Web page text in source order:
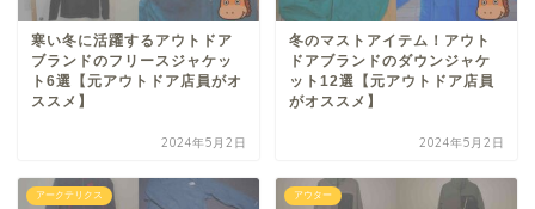
寒い冬に活躍するアウトドア
ブランドのフリースジャケッ
ト6選【元アウトドア店員がオ
ススメ】
2024年5月2日
冬のマストアイテム！アウト
ドアブランドのダウンジャケ
ット12選【元アウトドア店員
がオススメ】
2024年5月2日
アークテリクス アウター